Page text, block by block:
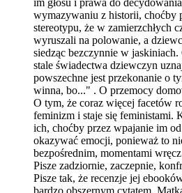
im głosu i prawa do
wymazywaniu z historii, choćby
stereotypu, że w zamierzchłych
wyruszali na polowanie, a
siedząc bezczynnie w
stale świadectwa dziewczyn
powszechne jest przekonanie o
winna, bo..." . O przemocy
O tym, że coraz więcej facetów
feminizm i staje się feministami.
ich, choćby przez wpajanie im
okazywać emocji, ponieważ to
bezpośrednim, momentami
Pisze zadziornie, zaczepnie,
Pisze tak, że recenzje jej